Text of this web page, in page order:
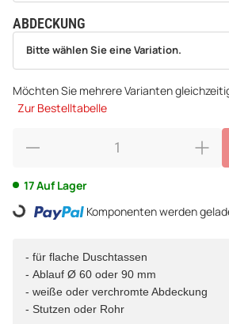
ABDECKUNG
wählen
Bitte wählen Sie eine Variation.
Möchten Sie mehrere Varianten
Zur Bestelltabelle
17 Auf Lager
Loading... Komponenten werden
- für flache Duschtassen
- Ablauf Ø 60 oder 90 mm
- weiße oder verchromte Abdeckung
- Stutzen oder Rohr